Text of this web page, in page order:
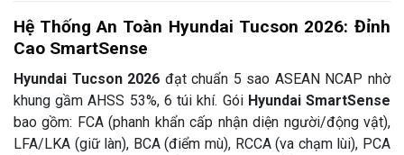
Hệ Thống An Toàn Hyundai Tucson 2026: Đỉnh
Cao SmartSense
Hyundai Tucson 2026 đạt chuẩn 5 sao ASEAN NCAP nhờ
khung gầm AHSS 53%, 6 túi khí. Gói Hyundai SmartSense
bao gồm: FCA (phanh khẩn cấp nhận diện người/động vật),
LFA/LKA (giữ làn), BCA (điểm mù), RCCA (va chạm lùi), PCA